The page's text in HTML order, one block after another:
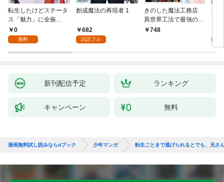
転生したけどステータ
ス「魅力」に全振
り！？(1)
0
無料
創成魔法の再現者 1
682
試読フル
きのした魔法工務店
異世界工法で最強の家
づくりを（コミック）
748
兆
る
新刊配信予定 ランキング
キャンペーン 無料
漫画無料試し読みならdブック 少年マンガ 転生ごときで逃げられるとでも、兄さ